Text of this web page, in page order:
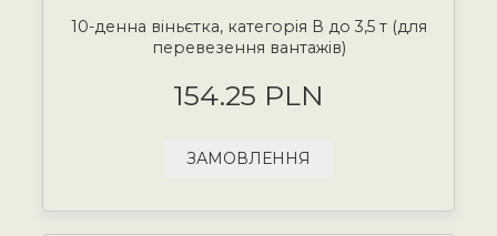
10-денна віньєтка, категорія В до 3,5 т (для
перевезення вантажів)
154.25 PLN
ЗАМОВЛЕННЯ